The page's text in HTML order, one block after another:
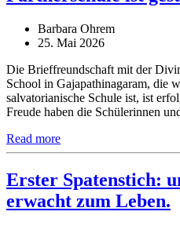
Barbara Ohrem
25. Mai 2026
Die Brieffreundschaft mit der
School in Gajapathinagaram, die
salvatorianische Schule ist, ist
Freude haben die Schülerinnen
Read more
Erster Spatenstich:
erwacht zum Leben.